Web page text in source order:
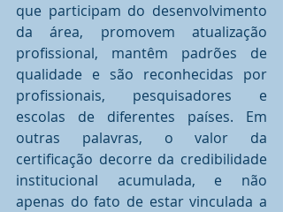
que participam do desenvolvimento
da área, promovem atualização
profissional, mantêm padrões de
qualidade e são reconhecidas por
profissionais, pesquisadores e
escolas de diferentes países. Em
outras palavras, o valor da
certificação decorre da credibilidade
institucional acumulada, e não
apenas do fato de estar vinculada a